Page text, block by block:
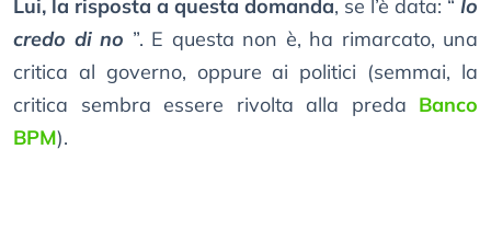
Lui, la risposta a questa domanda, se l’è data: “ Io
credo di no ”. E questa non è, ha rimarcato, una
critica al governo, oppure ai politici (semmai, la
critica sembra essere rivolta alla preda Banco
BPM).